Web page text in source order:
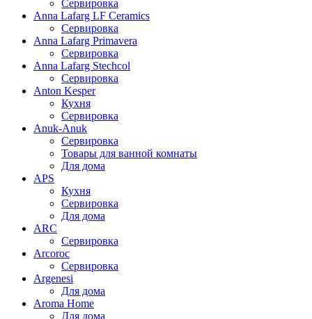
Сервировка
Anna Lafarg LF Ceramics
Сервировка
Anna Lafarg Primavera
Сервировка
Anna Lafarg Stechcol
Сервировка
Anton Kesper
Кухня
Сервировка
Anuk-Anuk
Сервировка
Товары для ванной комнаты
Для дома
APS
Кухня
Сервировка
Для дома
ARC
Сервировка
Arcoroc
Сервировка
Argenesi
Для дома
Aroma Home
Для дома